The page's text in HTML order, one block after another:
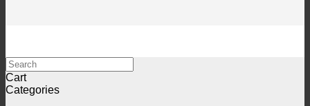
Search
Cart
Categories